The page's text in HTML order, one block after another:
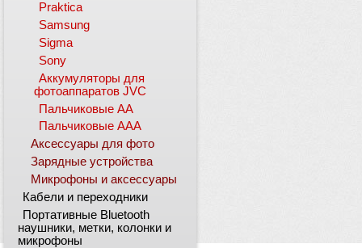
Praktica
Samsung
Sigma
Sony
Аккумуляторы для
фотоаппаратов JVC
Пальчиковые АА
Пальчиковые ААА
Аксессуары для фото
Зарядные устройства
Микрофоны и аксессуары
Кабели и переходники
Портативные Bluetooth
наушники, метки, колонки и
микрофоны